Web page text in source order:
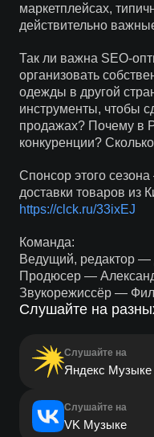
маркетплейсах,
действительно
Так ли важна SEO-
организовать
одежды в другой
инструменты, чтобы
продажах? Почему в
конкуренции?
Спонсор этого
доставки товаров из
https://clck.ru/33ixEJ
Команда:
Ведущий, редактор
Продюсер —
Звукорежиссёр —
Слушайте на
Слушайте на
Яндекс Музыке
Слушайте на
VK Музыке